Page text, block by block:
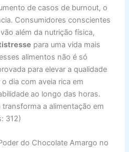
de casos de burnout, o
Consumidores conscientes
além da nutrição física,
para uma vida mais
alimentos não é só
para elevar a qualidade
dia com aveia rica em
ao longo das horas.
a alimentação em
312)
do Chocolate Amargo no